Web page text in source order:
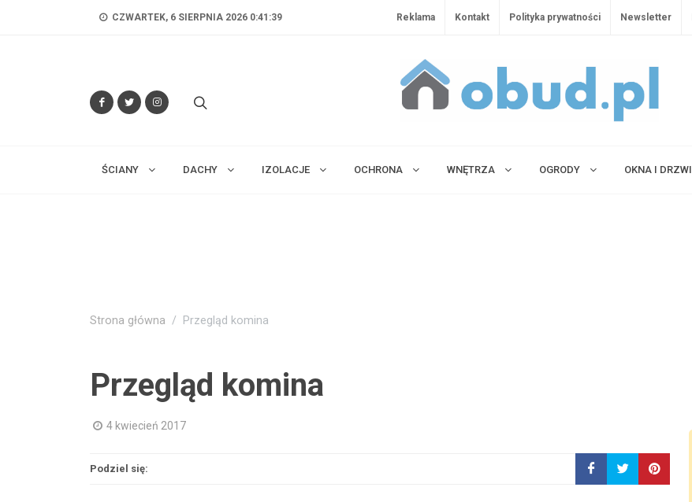
CZWARTEK, 6 SIERPNIA 2026 0:41:40 Reklama Kontakt Polityka prywatności Newsletter
ŚCIANY DACHY IZOLACJE OCHRONA WNĘTRZA OGRODY OKNA I DRZWI
Strona główna Przegląd komina
Przegląd komina
4 kwiecień 2017
Podziel się: